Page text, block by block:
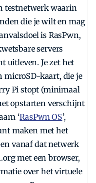
testnetwerk waarin
die je wilt en mag
is RasPwn,
servers
uitleven. Je zet het
microSD-kaart, die je
Pi stopt (minimaal
opstarten verschijnt
‘­RasPwn OS’,
maken met het
vanaf dat netwerk
met een browser,
over het virtuele